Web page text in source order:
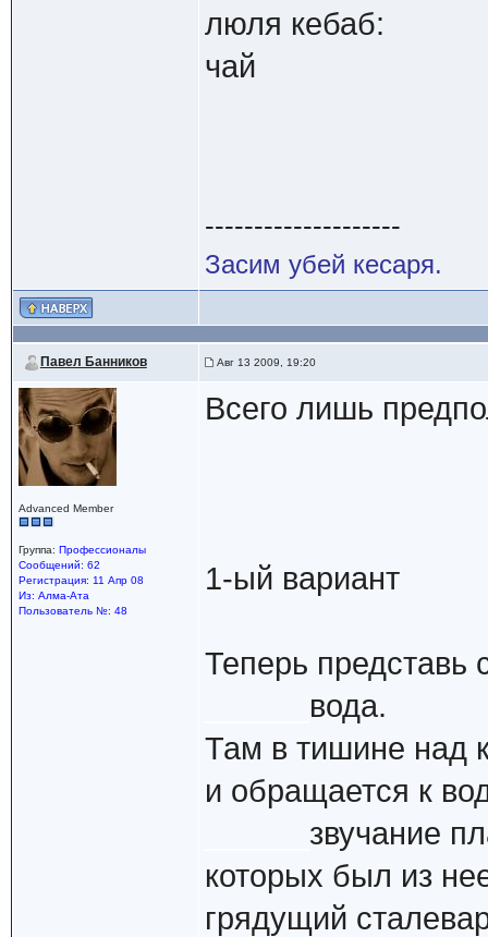
люля кебаб:
чай
--------------------
Засим убей кесаря.
Павел Банников Авг 13 2009, 19:20
Advanced Member
Группа: Профессионалы
Сообщений: 62
Регистрация: 11 Апр 08
Из: Алма-Ата
Пользователь №: 48
Всего лишь
1-ый вариант
Теперь представь
вода.
Там в тишине над
и обращается к
звучание
которых был из
грядущий